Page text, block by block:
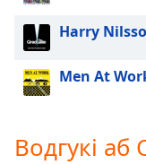
Beginning
dialog
window.
Escape
and
Harry
Men At
Водгукі аб